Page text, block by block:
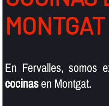
MONTGAT
En Fervalles, somos
cocinasen Montgat.